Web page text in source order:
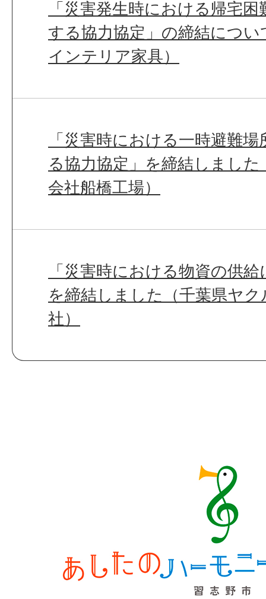
「災害発生時における帰宅
する協力協定」の締結につい
インテリア家具）
「災害時における一時避難
る協力協定」を締結しました
会社船橋工場）
「災害時における物資の供
を締結しました（千葉県ヤ
社）